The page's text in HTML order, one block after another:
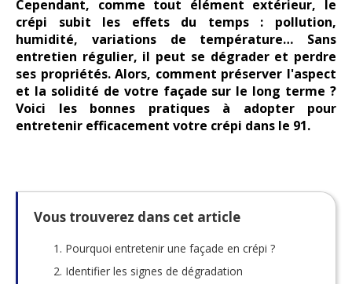
Cependant, comme tout élément extérieur, le
crépi subit les effets du temps : pollution,
humidité, variations de température… Sans
entretien régulier, il peut se dégrader et perdre
ses propriétés. Alors, comment préserver l'aspect
et la solidité de votre façade sur le long terme ?
Voici les bonnes pratiques à adopter pour
entretenir efficacement votre crépi dans le 91.
Vous trouverez dans cet article
Pourquoi entretenir une façade en crépi ?
Identifier les signes de dégradation